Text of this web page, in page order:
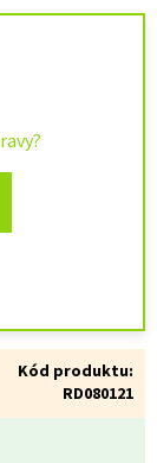
Kód produktu:
RD080121